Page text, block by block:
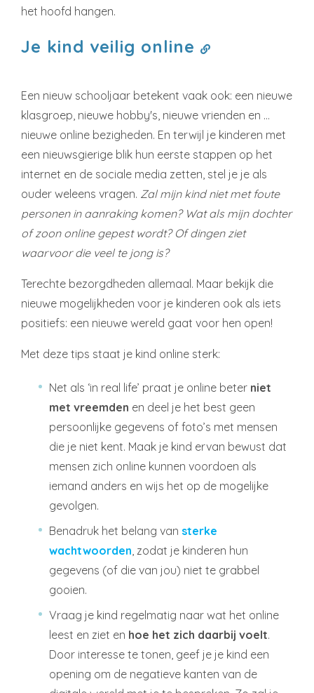
het hoofd hangen.
Je kind veilig online
Een nieuw schooljaar betekent vaak ook: een nieuwe
klasgroep, nieuwe hobby's, nieuwe vrienden en …
nieuwe online bezigheden. En terwijl je kinderen met
een nieuwsgierige blik hun eerste stappen op het
internet en de sociale media zetten, stel je je als
ouder weleens vragen. Zal mijn kind niet met foute
personen in aanraking komen? Wat als mijn dochter
of zoon online gepest wordt? Of dingen ziet
waarvoor die veel te jong is?
Terechte bezorgdheden allemaal. Maar bekijk die
nieuwe mogelijkheden voor je kinderen ook als iets
positiefs: een nieuwe wereld gaat voor hen open!
Met deze tips staat je kind online sterk:
Net als ‘in real life’ praat je online beter niet
met vreemden en deel je het best geen
persoonlijke gegevens of foto’s met mensen
die je niet kent. Maak je kind ervan bewust dat
mensen zich online kunnen voordoen als
iemand anders en wijs het op de mogelijke
gevolgen.
Benadruk het belang van sterke
wachtwoorden, zodat je kinderen hun
gegevens (of die van jou) niet te grabbel
gooien.
Vraag je kind regelmatig naar wat het online
leest en ziet en hoe het zich daarbij voelt.
Door interesse te tonen, geef je je kind een
opening om de negatieve kanten van de